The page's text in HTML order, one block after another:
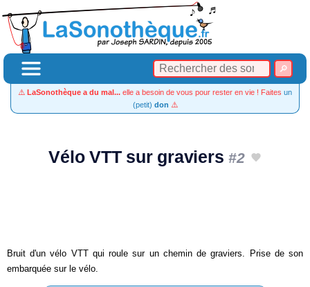
⚠️ LaSonothèque a du mal... elle a besoin de vous pour rester en vie ! Faites un
(petit) don ⚠️
Vélo VTT sur graviers#2
Bruit d'un vélo VTT qui roule sur un chemin de graviers. Prise de son
embarquée sur le vélo.